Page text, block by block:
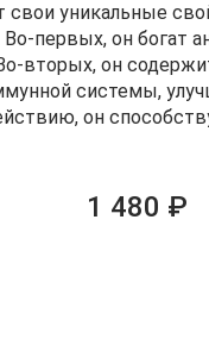
уникальные
первых, он богат
вторых, он
системы,
он
1 480 ₽